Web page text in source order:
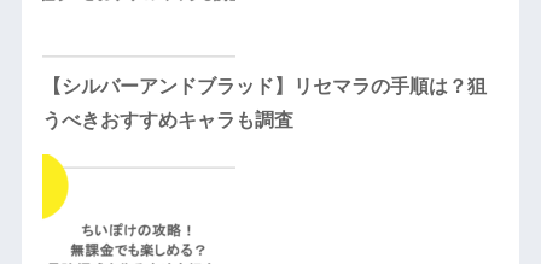
【シルバーアンドブラッド】リセマラの手順は？狙
うべきおすすめキャラも調査